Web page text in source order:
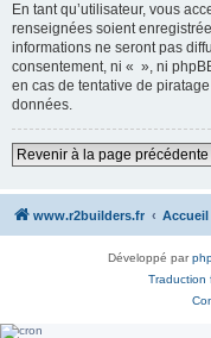
En tant qu’utilisateur, vous
renseignées soient
informations ne seront pas
consentement, ni « », ni
en cas de tentative de
données.
Revenir à la page précédente
www.r2builders.fr
Développé par
Traduction